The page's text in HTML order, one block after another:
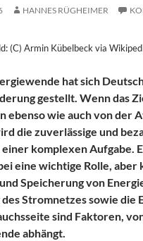
HANNES RÜGHEIMER
(C) Armin Kübelbeck via
hat sich
gestellt. Wenn das
ebenso wie auch von der
die zuverlässige und
einer komplexen Aufgabe.
eine wichtige Rolle, aber
Speicherung von
Stromnetzes sowie die
sind Faktoren,
abhängt.